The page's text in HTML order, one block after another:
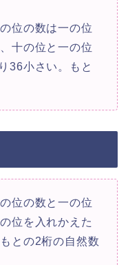
位の数は一の位
十の位と一の位
36小さい。もと
位の数と一の位
位を入れかえた
との2桁の自然数